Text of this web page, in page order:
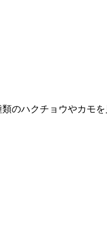
のハクチョウやカモ